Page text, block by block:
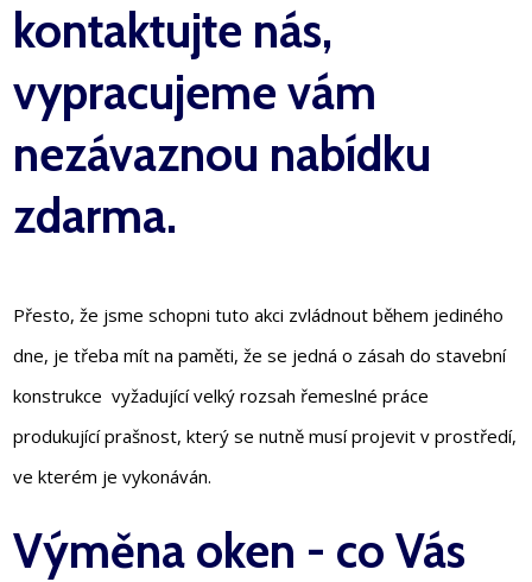
kontaktujte nás,
vypracujeme vám
nezávaznou nabídku
zdarma.
Přesto, že jsme schopni tuto akci zvládnout během jediného
dne, je třeba mít na paměti, že se jedná o zásah do stavební
konstrukce vyžadující velký rozsah řemeslné práce
produkující prašnost, který se nutně musí projevit v prostředí,
ve kterém je vykonáván.
Výměna oken - co Vás